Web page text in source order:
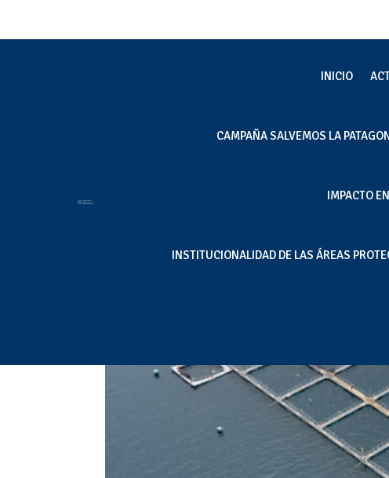
INICIO
CAMPAÑA SALVEMOS LA
IMPACTO
INSTITUCIONALIDAD DE LAS ÁREAS
[Bío Bío]
Opinión